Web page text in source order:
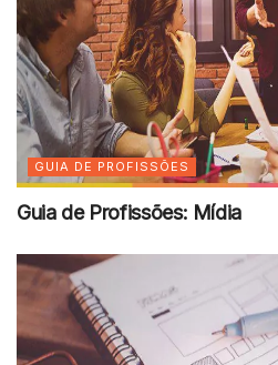
GUIA DE PROFISSÕES
Guia de Profissões: Mídia